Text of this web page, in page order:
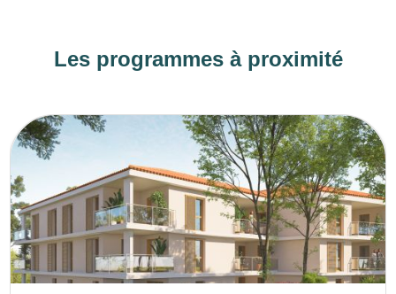
Les programmes à proximité